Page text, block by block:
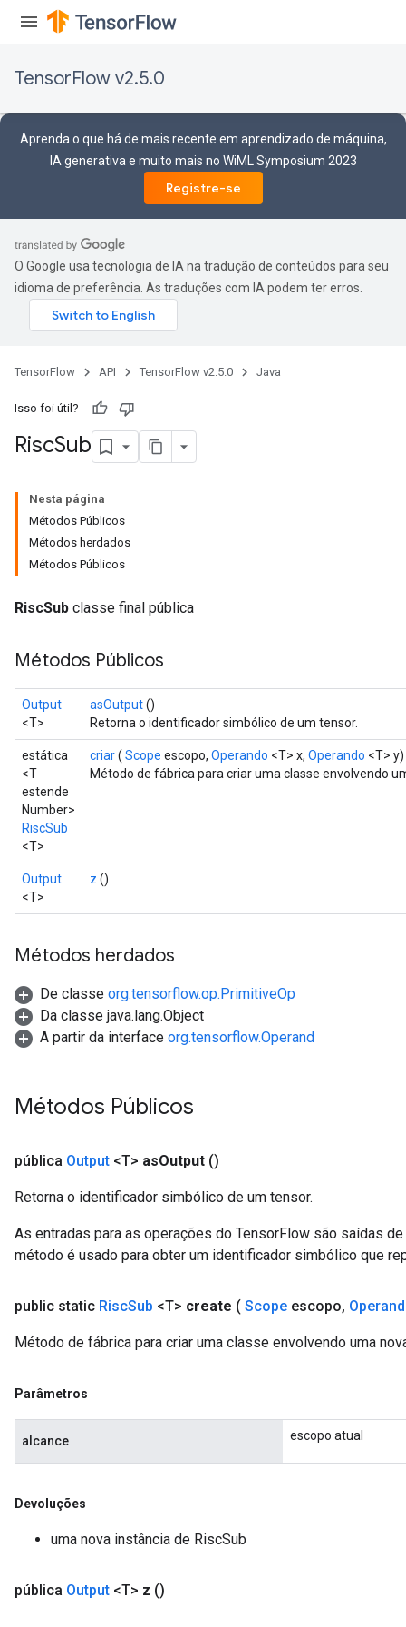
TensorFlow v2.5.0
Aprenda o que há de mais recente em aprendizado de máquina,
IA generativa e muito mais no WiML Symposium 2023
Registre-se
O Google usa tecnologia de IA na tradução de conteúdos para seu
idioma de preferência. As traduções com IA podem ter erros.
TensorFlow API TensorFlow v2.5.0 Java
Isso foi útil?
RiscSub
Nesta página
Métodos Públicos
Métodos herdados
Métodos Públicos
RiscSub classe final pública
Métodos Públicos
Output
<T>
asOutput()
Retorna o identificador simbólico de um tensor.
estática
<T
estende
Number>
RiscSub
<T>
criar( Scope escopo, Operando <T> x, Operando <T> y)
Método de fábrica para criar uma classe envolvendo
Output
<T>
z ()
Métodos herdados
De classe org.tensorflow.op.PrimitiveOp
Da classe java.lang.Object
A partir da interface org.tensorflow.Operand
Métodos Públicos
pública Output <T> asOutput ()
Retorna o identificador simbólico de um tensor.
As entradas para as operações do TensorFlow são saídas
método é usado para obter um identificador simbólico que
public static RiscSub <T> create ( Scope escopo,
Método de fábrica para criar uma classe envolvendo uma
Parâmetros
alcance escopo atual
Devoluções
uma nova instância de RiscSub
pública Output <T> z ()